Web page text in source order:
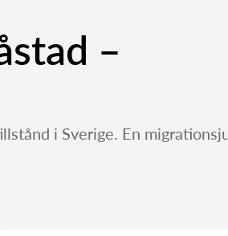
–
i Sverige. En